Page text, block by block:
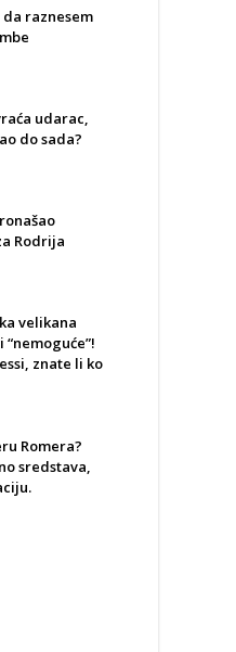
raznesem
udarac,
do sada?
Rodrija
velikana
znate li ko
Romera?
sredstava,